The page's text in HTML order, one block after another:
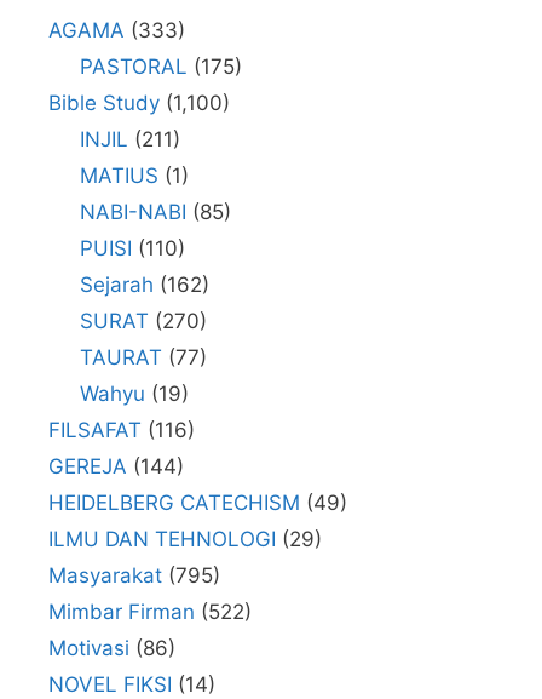
AGAMA (333)
PASTORAL (175)
Bible Study (1,100)
INJIL (211)
MATIUS (1)
NABI-NABI (85)
PUISI (110)
Sejarah (162)
SURAT (270)
TAURAT (77)
Wahyu (19)
FILSAFAT (116)
GEREJA (144)
HEIDELBERG CATECHISM (49)
ILMU DAN TEHNOLOGI (29)
Masyarakat (795)
Mimbar Firman (522)
Motivasi (86)
NOVEL FIKSI (14)